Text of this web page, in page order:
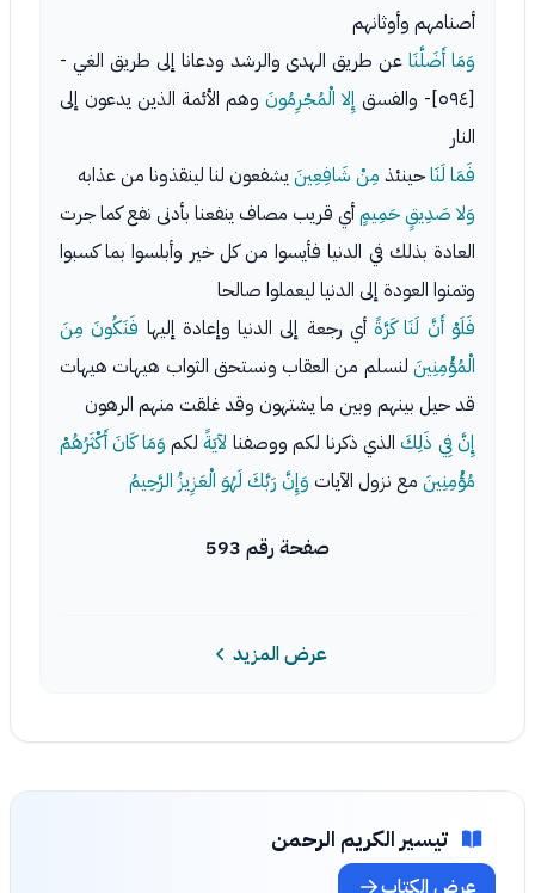
أصنامهم وأوثانهم
وَمَا أَضَلَّنَاعن طريق الهدى والرشد ودعانا إلى طريق الغي -
[٥٩٤]- والفسق
إِلا الْمُجْرِمُونَ وهم الأئمة الذين يدعون إلى
النار
فَمَا لَنَاحينئذ مِنْ شَافِعِينَ يشفعون لنا لينقذونا من عذابه
وَلا صَدِيقٍ حَمِيمٍأي قريب مصاف ينفعنا بأدنى نفع كما جرت
العادة بذلك في الدنيا فأيسوا من كل خير وأبلسوا بما كسبوا
وتمنوا العودة إلى الدنيا ليعملوا صالحا
فَلَوْ أَنَّ لَنَا كَرَّةًأي رجعة إلى الدنيا وإعادة إليها فَنَكُونَ مِنَ
الْمُؤْمِنِينَ لنسلم من العقاب ونستحق الثواب هيهات هيهات
قد حيل بينهم وبين ما يشتهون وقد غلقت منهم الرهون
إِنَّ فِي ذَلِكَالذي ذكرنا لكم ووصفنا لآيَةً لكم وَمَا كَانَ أَكْثَرُهُمْ
مُؤْمِنِينَ مع نزول الآيات وَإِنَّ رَبَّكَ لَهُوَ الْعَزِيزُ الرَّحِيمُ
صفحة رقم 593
عرض المزيد
تيسير الكريم الرحمن
عرض الكتاب